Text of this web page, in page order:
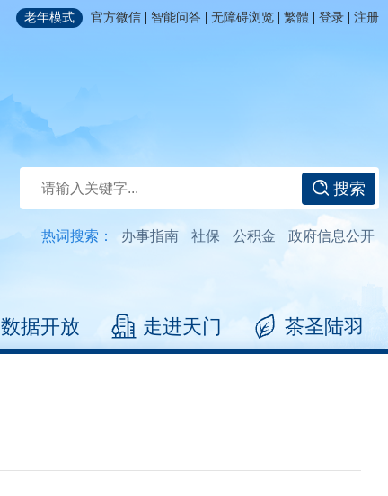
老年模式 官方微信 | 智能问答 | 无障碍浏览 | 繁體 | 登录 | 注册
搜索
热词搜索： 办事指南 社保 公积金 政府信息公开
数据开放 走进天门 茶圣陆羽